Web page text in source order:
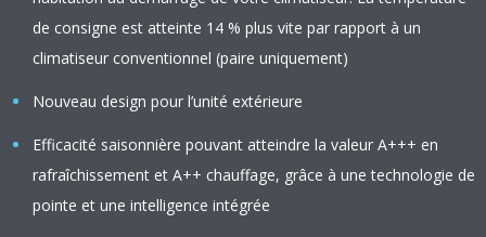
de consigne est atteinte 14 % plus vite par rapport à un
climatiseur conventionnel (paire uniquement)
Nouveau design pour l’unité extérieure
Efficacité saisonnière pouvant atteindre la valeur A+++ en
rafraîchissement et A++ chauffage, grâce à une technologie de
pointe et une intelligence intégrée